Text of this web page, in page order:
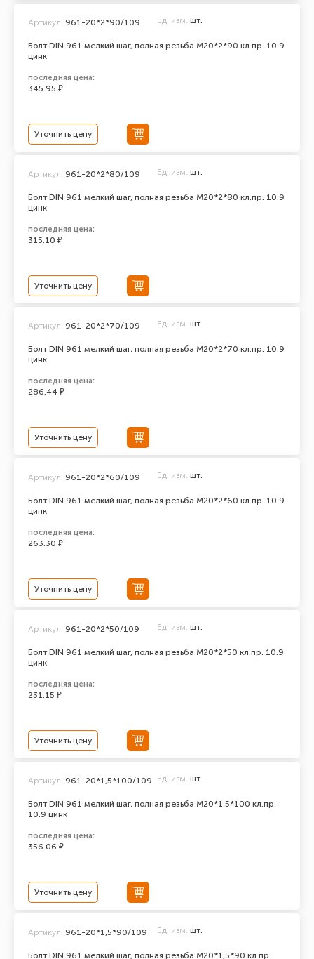
Болт DIN 961 мелкий шаг, полная резьба M20*2*90 кл.пр. 10.9
цинк
Артикул: 961-20*2*90/109 Ед. изм. шт.
последняя цена:
345.95 ₽
Уточнить цену
Болт DIN 961 мелкий шаг, полная резьба M20*2*80 кл.пр. 10.9
цинк
Артикул: 961-20*2*80/109 Ед. изм. шт.
последняя цена:
315.10 ₽
Уточнить цену
Болт DIN 961 мелкий шаг, полная резьба M20*2*70 кл.пр. 10.9
цинк
Артикул: 961-20*2*70/109 Ед. изм. шт.
последняя цена:
286.44 ₽
Уточнить цену
Болт DIN 961 мелкий шаг, полная резьба M20*2*60 кл.пр. 10.9
цинк
Артикул: 961-20*2*60/109 Ед. изм. шт.
последняя цена:
263.30 ₽
Уточнить цену
Болт DIN 961 мелкий шаг, полная резьба M20*2*50 кл.пр. 10.9
цинк
Артикул: 961-20*2*50/109 Ед. изм. шт.
последняя цена:
231.15 ₽
Уточнить цену
Болт DIN 961 мелкий шаг, полная резьба M20*1,5*100 кл.пр.
10.9 цинк
Артикул: 961-20*1,5*100/109 Ед. изм. шт.
последняя цена:
356.06 ₽
Уточнить цену
Болт DIN 961 мелкий шаг, полная резьба M20*1,5*90 кл.пр.
Артикул: 961-20*1,5*90/109 Ед. изм. шт.